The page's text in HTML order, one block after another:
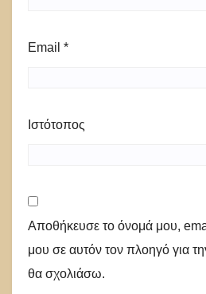
Email *
Ιστότοπος
Αποθήκευσε το όνομά μου,
μου σε αυτόν τον πλοηγό για
θα σχολιάσω.